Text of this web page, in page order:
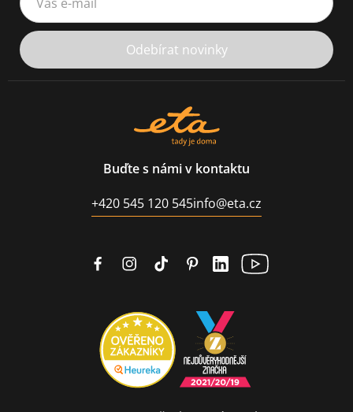
Odebírat novinky
Buďte s námi v kontaktu
+420 545 120 545info@eta.cz